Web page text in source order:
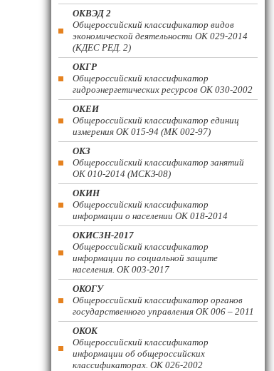
ОКВЭД 2
Общероссийский классификатор видов
экономической деятельности ОК 029-2014
(КДЕС РЕД. 2)
ОКГР
Общероссийский классификатор
гидроэнергетических ресурсов ОК 030-2002
ОКЕИ
Общероссийский классификатор единиц
измерения ОК 015-94 (МК 002-97)
ОКЗ
Общероссийский классификатор занятий
ОК 010-2014 (МСКЗ-08)
ОКИН
Общероссийский классификатор
информации о населении ОК 018-2014
ОКИСЗН-2017
Общероссийский классификатор
информации по социальной защите
населения. ОК 003-2017
ОКОГУ
Общероссийский классификатор органов
государственного управления ОК 006 – 2011
ОКОК
Общероссийский классификатор
информации об общероссийских
классификаторах. ОК 026-2002